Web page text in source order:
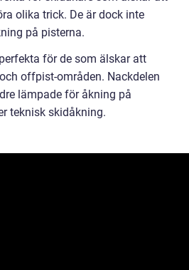
olika trick. De är dock inte
på pisterna.
för de som älskar att
offpist-områden. Nackdelen
lämpade för åkning på
teknisk skidåkning.